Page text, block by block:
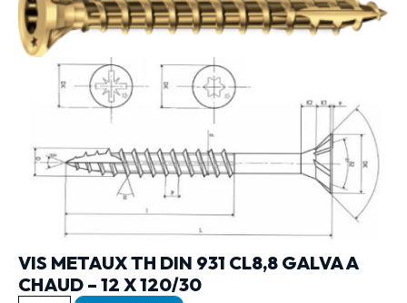
VIS METAUX TH DIN 931 CL8,8 GALVA A
CHAUD – 12 X 120/30